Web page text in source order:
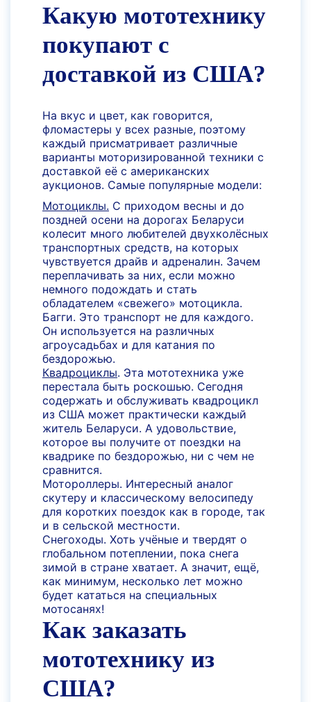
Какую мототехнику
покупают с
доставкой из США?
На вкус и цвет, как говорится,
фломастеры у всех разные, поэтому
каждый присматривает различные
варианты моторизированной техники с
доставкой её с американских
аукционов. Самые популярные модели:
Мотоциклы. С приходом весны и до
поздней осени на дорогах Беларуси
колесит много любителей двухколёсных
транспортных средств, на которых
чувствуется драйв и адреналин. Зачем
переплачивать за них, если можно
немного подождать и стать
обладателем «свежего» мотоцикла.
Багги. Это транспорт не для каждого.
Он используется на различных
агроусадьбах и для катания по
бездорожью.
Квадроциклы. Эта мототехника уже
перестала быть роскошью. Сегодня
содержать и обслуживать квадроцикл
из США может практически каждый
житель Беларуси. А удовольствие,
которое вы получите от поездки на
квадрике по бездорожью, ни с чем не
сравнится.
Мотороллеры. Интересный аналог
скутеру и классическому велосипеду
для коротких поездок как в городе, так
и в сельской местности.
Снегоходы. Хоть учёные и твердят о
глобальном потеплении, пока снега
зимой в стране хватает. А значит, ещё,
как минимум, несколько лет можно
будет кататься на специальных
мотосанях!
Как заказать
мототехнику из
США?